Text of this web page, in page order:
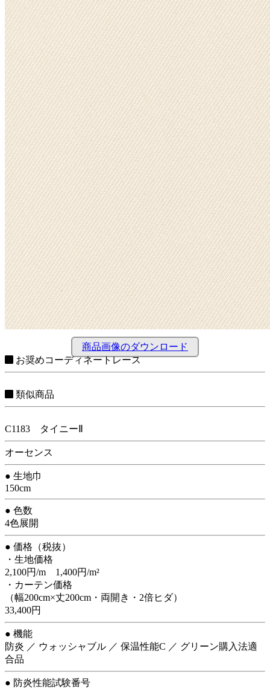
商品画像のダウンロード
お奨めコーディネートレース
類似商品
C1183 タイニーⅡ
オーセンス
● 生地巾
150cm
● 色数
4色展開
● 価格（税抜）
・生地価格
2,100円/m 1,400円/m²
・カーテン価格
（幅200cm×丈200cm・両開き・2倍ヒダ）
33,400円
● 機能
防炎 ／ ウォッシャブル ／ 保温性能C ／ グリーン購入法適
合品
● 防炎性能試験番号